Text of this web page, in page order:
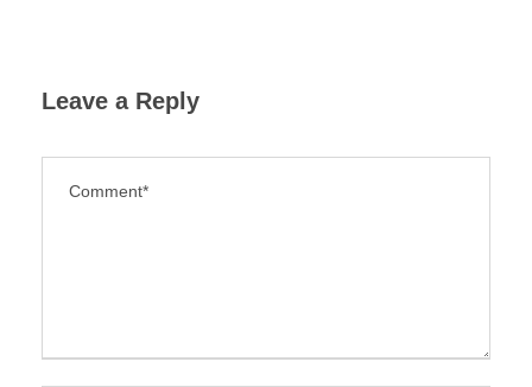
Leave a Reply